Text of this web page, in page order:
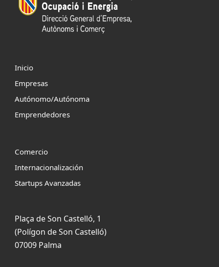
Inicio
Empresas
Autónomo/Autónoma
Emprendedores
Comercio
Internacionalización
Startups Avanzadas
Plaça de Son Castelló, 1
(Polígon de Son Castelló)
07009 Palma